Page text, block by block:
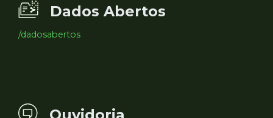
Dados Abertos
/dadosabertos